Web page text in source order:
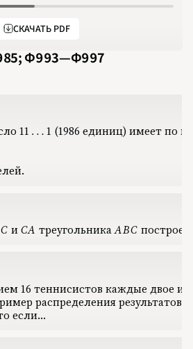
1972
1973
1976
1977
1983
1984
1990
1991
1992
1993
1994
СКАЧАТЬ PDF
Ф993‍—‍Ф997
11\ldots1
11 … 1 (1986 единиц) имеет по
C ‍ и CA
CA ‍ треугольникаABC
ABC
16 теннисистов каждые двое
распределения результатов
если…